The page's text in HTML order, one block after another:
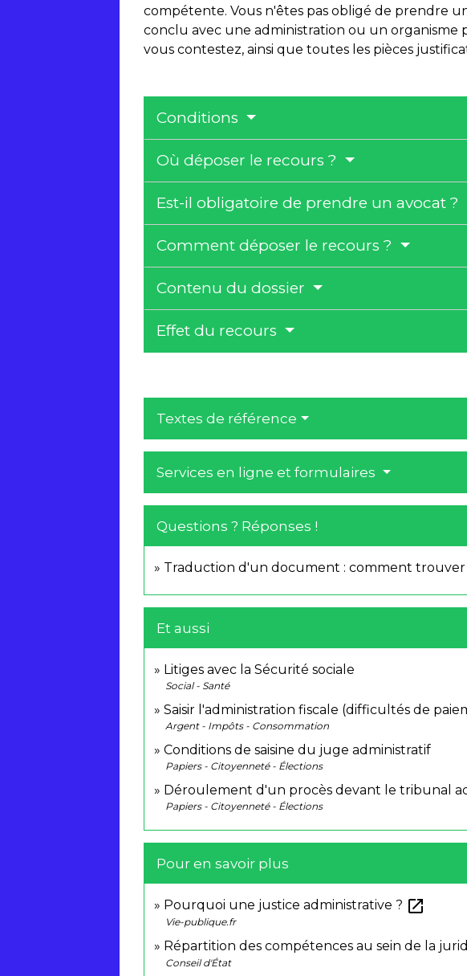
compétente. Vous n'êtes pas obligé de prendre
conclu avec une administration ou un organisme
vous contestez, ainsi que toutes les pièces
Conditions
Où déposer le recours ?
Est-il obligatoire de prendre un avocat ?
Comment déposer le recours ?
Contenu du dossier
Effet du recours
Textes de référence
Services en ligne et formulaires
Questions ? Réponses !
Traduction d'un document : comment
Et aussi
Litiges avec la Sécurité sociale
Social - Santé
Saisir l'administration fiscale (difficultés de
Argent - Impôts - Consommation
Conditions de saisine du juge administratif
Papiers - Citoyenneté - Élections
Déroulement d'un procès devant le tribunal
Papiers - Citoyenneté - Élections
Pour en savoir plus
Pourquoi une justice administrative ? open_in_new
Vie-publique.fr
Répartition des compétences au sein de la
Conseil d'État